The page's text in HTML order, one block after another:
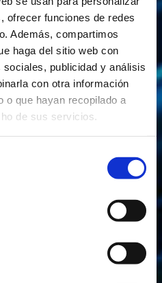
ofrecer funciones de redes
Además, compartimos
haga del sitio web con
publicidad y análisis
con otra información
o que hayan recopilado a
de sus servicios.